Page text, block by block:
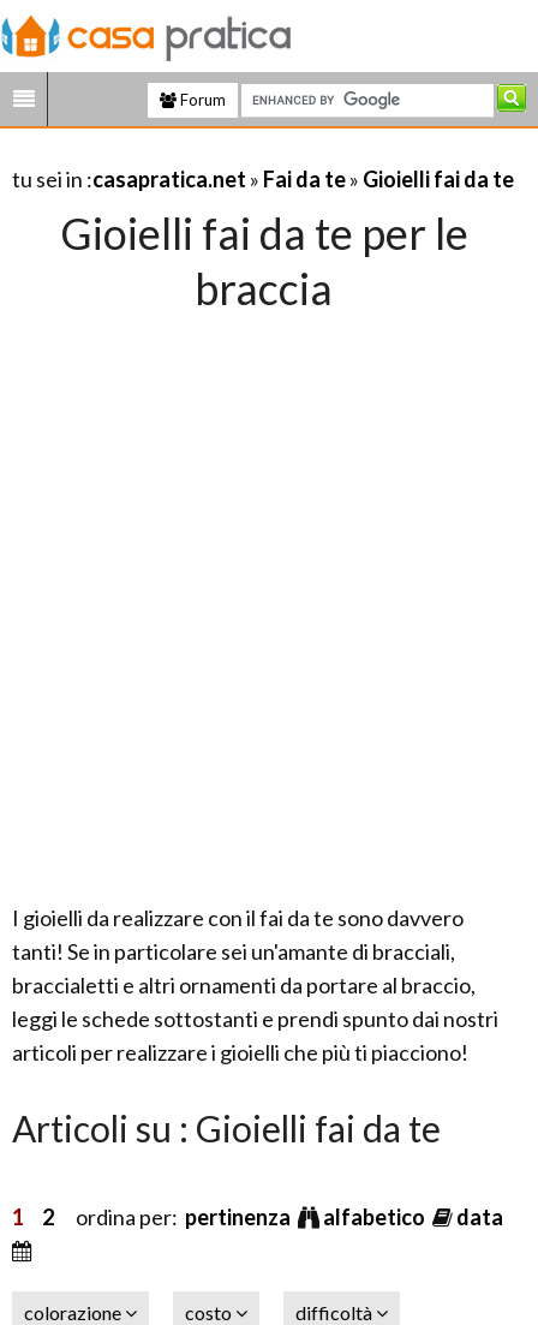
Forum
tu sei in :casapratica.net » Fai da te» Gioielli fai da te
Gioielli fai da te per le
braccia
I gioielli da realizzare con il fai da te sono davvero
tanti! Se in particolare sei un'amante di bracciali,
braccialetti e altri ornamenti da portare al braccio,
leggi le schede sottostanti e prendi spunto dai nostri
articoli per realizzare i gioielli che più ti piacciono!
Articoli su : Gioielli fai da te
1 2 ordina per: pertinenza alfabetico data
colorazione costo
difficoltà